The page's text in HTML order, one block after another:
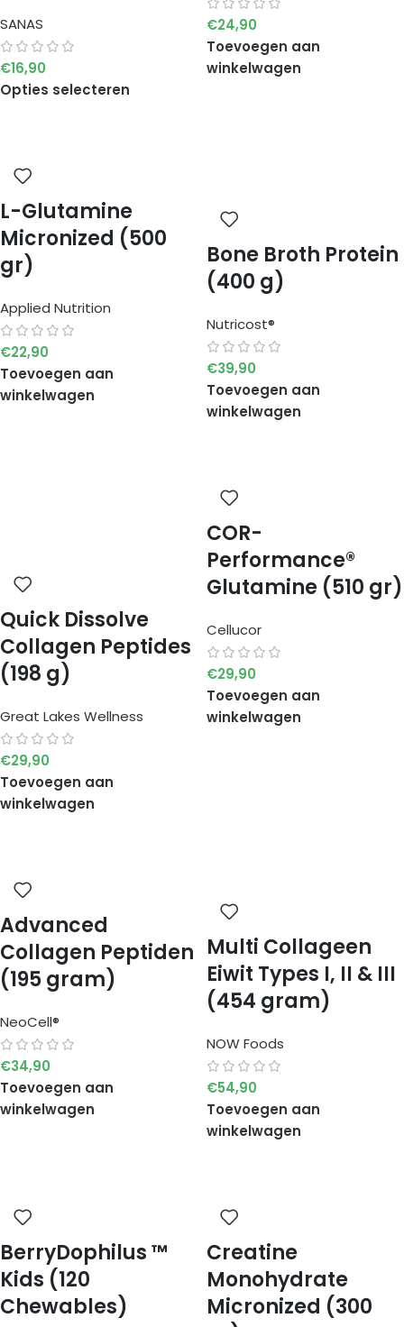
SANAS
€16,90
Opties selecteren
€24,90
Toevoegen aan
winkelwagen
L-Glutamine
Micronized (500
gr)
Applied Nutrition
€22,90
Toevoegen aan
winkelwagen
Bone Broth Protein
(400 g)
Nutricost®
€39,90
Toevoegen aan
winkelwagen
Quick Dissolve
Collagen Peptides
(198 g)
Great Lakes Wellness
€29,90
Toevoegen aan
winkelwagen
COR-
Performance®
Glutamine (510 gr)
Cellucor
€29,90
Toevoegen aan
winkelwagen
Advanced
Collagen Peptiden
(195 gram)
NeoCell®
€34,90
Toevoegen aan
winkelwagen
Multi Collageen
Eiwit Types I, II & III
(454 gram)
NOW Foods
€54,90
Toevoegen aan
winkelwagen
BerryDophilus ™
Kids (120
Chewables)
Creatine
Monohydrate
Micronized (300